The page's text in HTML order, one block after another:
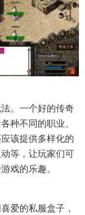
。一个好的传奇
种不同的职业、
该提供多样化的
等，让玩家们可
戏的乐趣。
爱的私服盒子，